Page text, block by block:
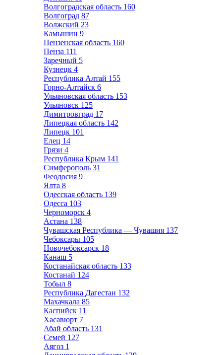
Волгоградская область 160
Волгоград 87
Волжский 23
Камышин 9
Пензенская область 160
Пенза 111
Заречный 5
Кузнецк 4
Республика Алтай 155
Горно-Алтайск 6
Ульяновская область 153
Ульяновск 125
Димитровград 17
Липецкая область 142
Липецк 101
Елец 14
Грязи 4
Республика Крым 141
Симферополь 31
Феодосия 9
Ялта 8
Одесская область 139
Одесса 103
Черноморск 4
Астана 138
Чувашская Республика — Чувашия 137
Чебоксары 105
Новочебоксарск 18
Канаш 5
Костанайская область 133
Костанай 124
Тобыл 8
Республика Дагестан 132
Махачкала 85
Каспийск 11
Хасавюрт 7
Абай область 131
Семей 127
Аягоз 1